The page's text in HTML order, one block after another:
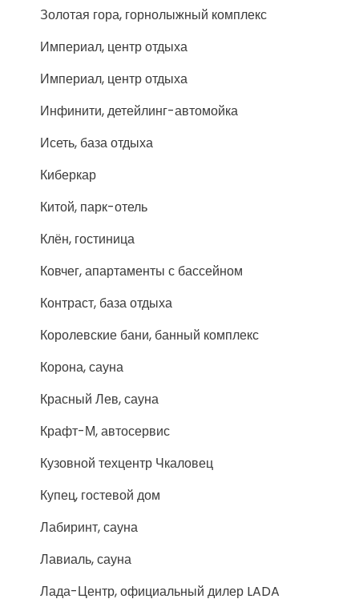
Золотая гора, горнолыжный комплекс
Империал, центр отдыха
Империал, центр отдыха
Инфинити, детейлинг-автомойка
Исеть, база отдыха
Киберкар
Китой, парк-отель
Клён, гостиница
Ковчег, апартаменты с бассейном
Контраст, база отдыха
Королевские бани, банный комплекс
Корона, сауна
Красный Лев, сауна
Крафт-М, автосервис
Кузовной техцентр Чкаловец
Купец, гостевой дом
Лабиринт, сауна
Лавиаль, сауна
Лада-Центр, официальный дилер LADA